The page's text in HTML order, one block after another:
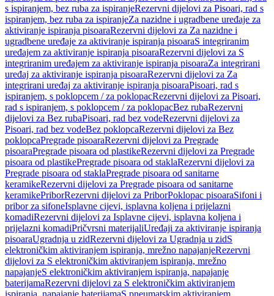
s ispiranjem, bez ruba za ispiranjeRezervni dijelovi za Pisoari, rad s
ispiranjem, bez ruba za ispiranjeZa nazidne i ugradbene uređaje za
aktiviranje ispiranja pisoaraRezervni dijelovi za Za nazidne i
ugradbene uređaje za aktiviranje ispiranja pisoaraS integriranim
uređajem za aktiviranje ispiranja pisoaraRezervni dijelovi za S
integriranim uređajem za aktiviranje ispiranja pisoaraZa integrirani
uređaj za aktiviranje ispiranja pisoaraRezervni dijelovi za Za
integrirani uređaj za aktiviranje ispiranja pisoaraPisoari, rad s
ispiranjem, s poklopcem / za poklopacRezervni dijelovi za Pisoari,
rad s ispiranjem, s poklopcem / za poklopacBez rubaRezervni
dijelovi za Bez rubaPisoari, rad bez vodeRezervni dijelovi za
Pisoari, rad bez vodeBez poklopcaRezervni dijelovi za Bez
poklopcaPregrade pisoaraRezervni dijelovi za Pregrade
pisoaraPregrade pisoara od plastikeRezervni dijelovi za Pregrade
pisoara od plastikePregrade pisoara od staklaRezervni dijelovi za
Pregrade pisoara od staklaPregrade pisoara od sanitarne
keramikeRezervni dijelovi za Pregrade pisoara od sanitarne
keramikePriborRezervni dijelovi za PriborPoklopac pisoaraSifoni i
pribor za sifoneIsplavne cijevi, isplavna koljena i prijelazni
komadiRezervni dijelovi za Isplavne cijevi, isplavna koljena i
prijelazni komadiPričvrsni materijaliUređaji za aktiviranje ispiranja
pisoaraUgradnja u zidRezervni dijelovi za Ugradnja u zidS
elektroničkim aktiviranjem ispiranja, mrežno napajanjeRezervni
dijelovi za S elektroničkim aktiviranjem ispiranja, mrežno
napajanjeS elektroničkim aktiviranjem ispiranja, napajanje
baterijamaRezervni dijelovi za S elektroničkim aktiviranjem
ispiranja, napajanje baterijamaS pneumatskim aktiviranjem